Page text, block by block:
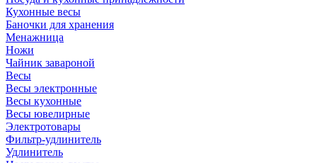
Кухонные весы
Баночки для хранения
Менажница
Ножи
Чайник завароной
Весы
Весы электронные
Весы кухонные
Весы ювелирные
Электротовары
Фильтр-удлинитель
Удлинитель